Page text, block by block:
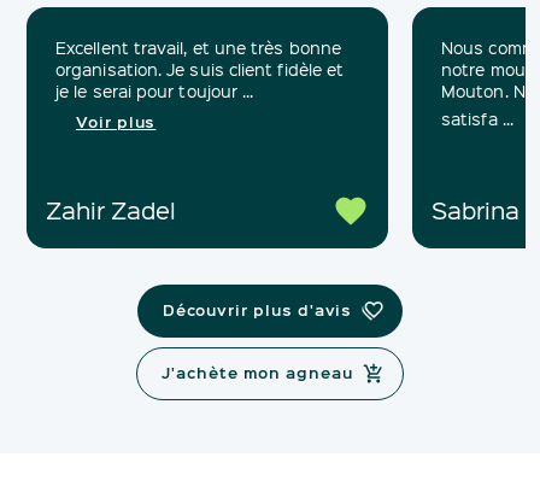
Excellent travail, et une très bonne
organisation. Je suis client fidèle et
je le serai pour toujour ...
Voir plus
Zahir Zadel
Nous
notre
Mouton.
satisfa ...
Sabrina
Découvrir plus d'avis
J'achète mon agneau